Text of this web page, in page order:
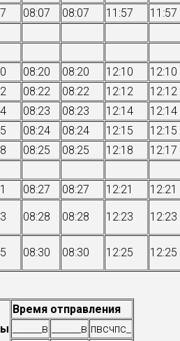
08:07 08:07 11:57
11:57
08:20 08:20 12:10
12:10
08:22 08:22 12:12
12:12
08:23 08:23 12:14
12:14
08:24 08:24 12:15
12:15
08:25 08:25 12:18
12:17
08:27 08:27 12:21
12:21
08:28 08:28 12:23 12:23
08:30 08:30 12:25 12:25
Время отправления
______в
______в пвсчпс_